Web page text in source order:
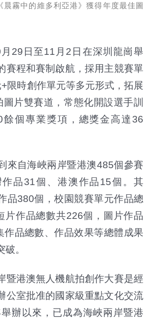
晨霧中的維多利亞港》獲得年度最佳圖
29日至11月2日在深圳龍崗舉
賽程和賽制啟航，採用主競賽單
限時創作單元等多元形式，拓展
片雙賽道，常態化開設選手訓
餘個專業獎項，總獎金高達36
來自海峽兩岸暨港澳485個參賽
品31個、港澳作品15個。其
品380個，校園競賽單元作品總
片作品總數共226個，圖片作品
作品總數、作品效果等總體成果
。
港澳無人機航拍創作大賽是經
公室批准的國家級重點文化交流
辦以來，已成為海峽兩岸暨港